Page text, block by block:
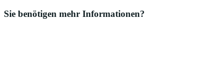
Sie benötigen mehr Informationen?